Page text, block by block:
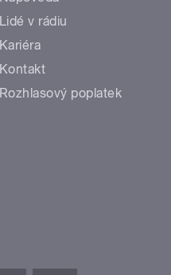
Lidé v rádiu
Kariéra
Kontakt
Rozhlasový poplatek